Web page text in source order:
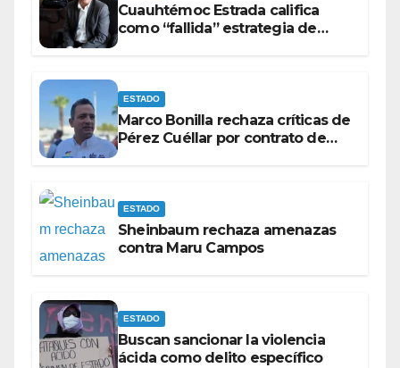
Cuauhtémoc Estrada califica
como “fallida” estrategia de
ESTADO
Marco Bonilla rechaza críticas de
Pérez Cuéllar por contrato de
ESTADO
Sheinbaum rechaza amenazas
contra Maru Campos
ESTADO
Buscan sancionar la violencia
ácida como delito específico